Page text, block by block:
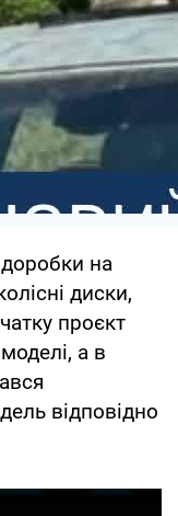
на
диски,
проєкт
а в
відповідно